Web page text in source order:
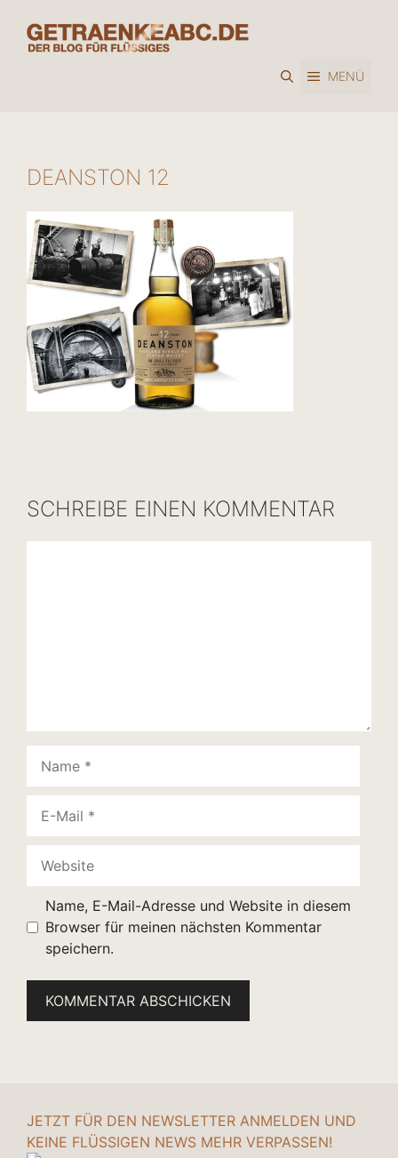
Inhalt
springen
MENÜ
DEANSTON 12
SCHREIBE EINEN KOMMENTAR
Mail
Name, E-Mail-Adresse und Website in diesem
Browser für meinen nächsten Kommentar
speichern.
JETZT FÜR DEN NEWSLETTER ANMELDEN UND
KEINE FLÜSSIGEN NEWS MEHR VERPASSEN!